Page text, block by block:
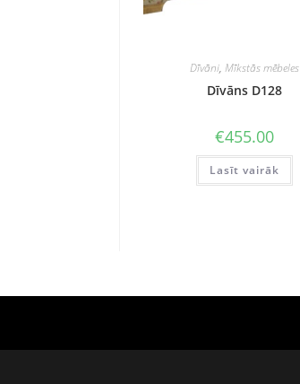
Dīvāni, Mīkstās mēbeles
Dīvāns D128
€455.00
Lasīt vairāk